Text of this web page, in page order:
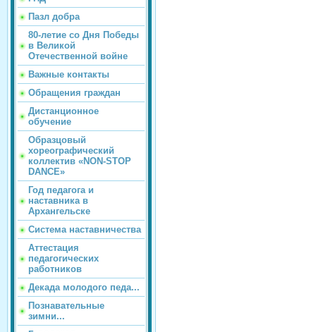
Пазл добра
80-летие со Дня Победы
в Великой
Отечественной войне
Важные контакты
Обращения граждан
Дистанционное
обучение
Образцовый
хореографический
коллектив «NON-STOP
DANCE»
Год педагога и
наставника в
Архангельске
Система наставничества
Аттестация
педагогических
работников
Декада молодого педа...
Познавательные
зимни...